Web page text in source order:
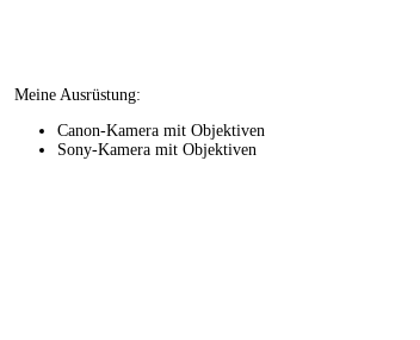
Meine Ausrüstung:
Canon-Kamera mit Objektiven
Sony-Kamera mit Objektiven